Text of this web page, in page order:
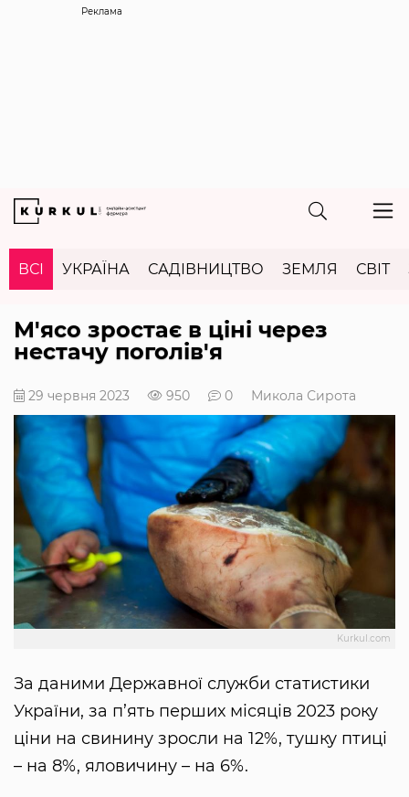
Реклама
ВСІ УКРАЇНА САДІВНИЦТВО ЗЕМЛЯ СВІТ
М'ясо зростає в ціні через
нестачу поголів'я
29 червня 2023 950 0 Микола Сирота
Kurkul.com
За даними Державної служби статистики
України, за п’ять перших місяців 2023 року
ціни на свинину зросли на 12%, тушку птиці
– на 8%, яловичину – на 6%.